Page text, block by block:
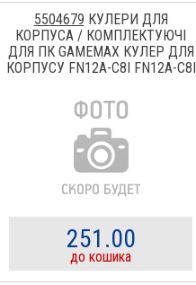
5504679 КУЛЕРИ ДЛЯ
КОРПУСА / КОМПЛЕКТУЮЧІ
ДЛЯ ПК GAMEMAX КУЛЕР ДЛЯ
КОРПУСУ FN12A-C8I FN12A-C8I
251.00
до кошика